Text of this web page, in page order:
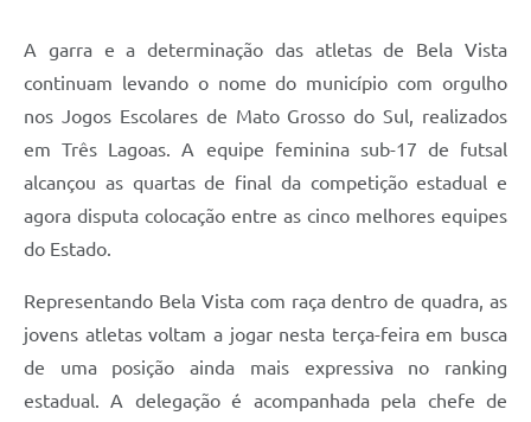
A garra e a determinação das atletas de Bela Vista
continuam levando o nome do município com orgulho
nos Jogos Escolares de Mato Grosso do Sul, realizados
em Três Lagoas. A equipe feminina sub-17 de futsal
alcançou as quartas de final da competição estadual e
agora disputa colocação entre as cinco melhores equipes
do Estado.
Representando Bela Vista com raça dentro de quadra, as
jovens atletas voltam a jogar nesta terça-feira em busca
de uma posição ainda mais expressiva no ranking
estadual. A delegação é acompanhada pela chefe de